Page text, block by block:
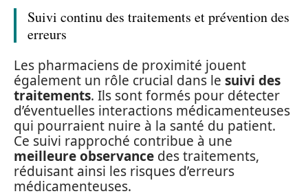
Suivi continu des traitements et prévention des
erreurs
Les pharmaciens de proximité jouent
également un rôle crucial dans le suivi des
traitements. Ils sont formés pour détecter
d’éventuelles interactions médicamenteuses
qui pourraient nuire à la santé du patient.
Ce suivi rapproché contribue à une
meilleure observance des traitements,
réduisant ainsi les risques d’erreurs
médicamenteuses.